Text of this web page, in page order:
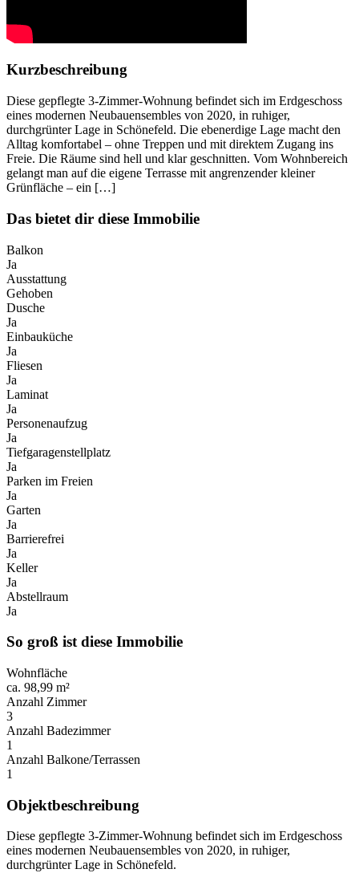
Kurzbeschreibung
Diese gepflegte 3-Zimmer-Wohnung befindet sich im Erdgeschoss
eines modernen Neubauensembles von 2020, in ruhiger,
durchgrünter Lage in Schönefeld. Die ebenerdige Lage macht den
Alltag komfortabel – ohne Treppen und mit direktem Zugang ins
Freie. Die Räume sind hell und klar geschnitten. Vom Wohnbereich
gelangt man auf die eigene Terrasse mit angrenzender kleiner
Grünfläche – ein […]
Das bietet dir diese Immobilie
Balkon
Ja
Ausstattung
Gehoben
Dusche
Ja
Einbauküche
Ja
Fliesen
Ja
Laminat
Ja
Personenaufzug
Ja
Tiefgaragenstellplatz
Ja
Parken im Freien
Ja
Garten
Ja
Barrierefrei
Ja
Keller
Ja
Abstellraum
Ja
So groß ist diese Immobilie
Wohnfläche
ca. 98,99 m²
Anzahl Zimmer
3
Anzahl Badezimmer
1
Anzahl Balkone/Terrassen
1
Objektbeschreibung
Diese gepflegte 3-Zimmer-Wohnung befindet sich im Erdgeschoss
eines modernen Neubauensembles von 2020, in ruhiger,
durchgrünter Lage in Schönefeld.